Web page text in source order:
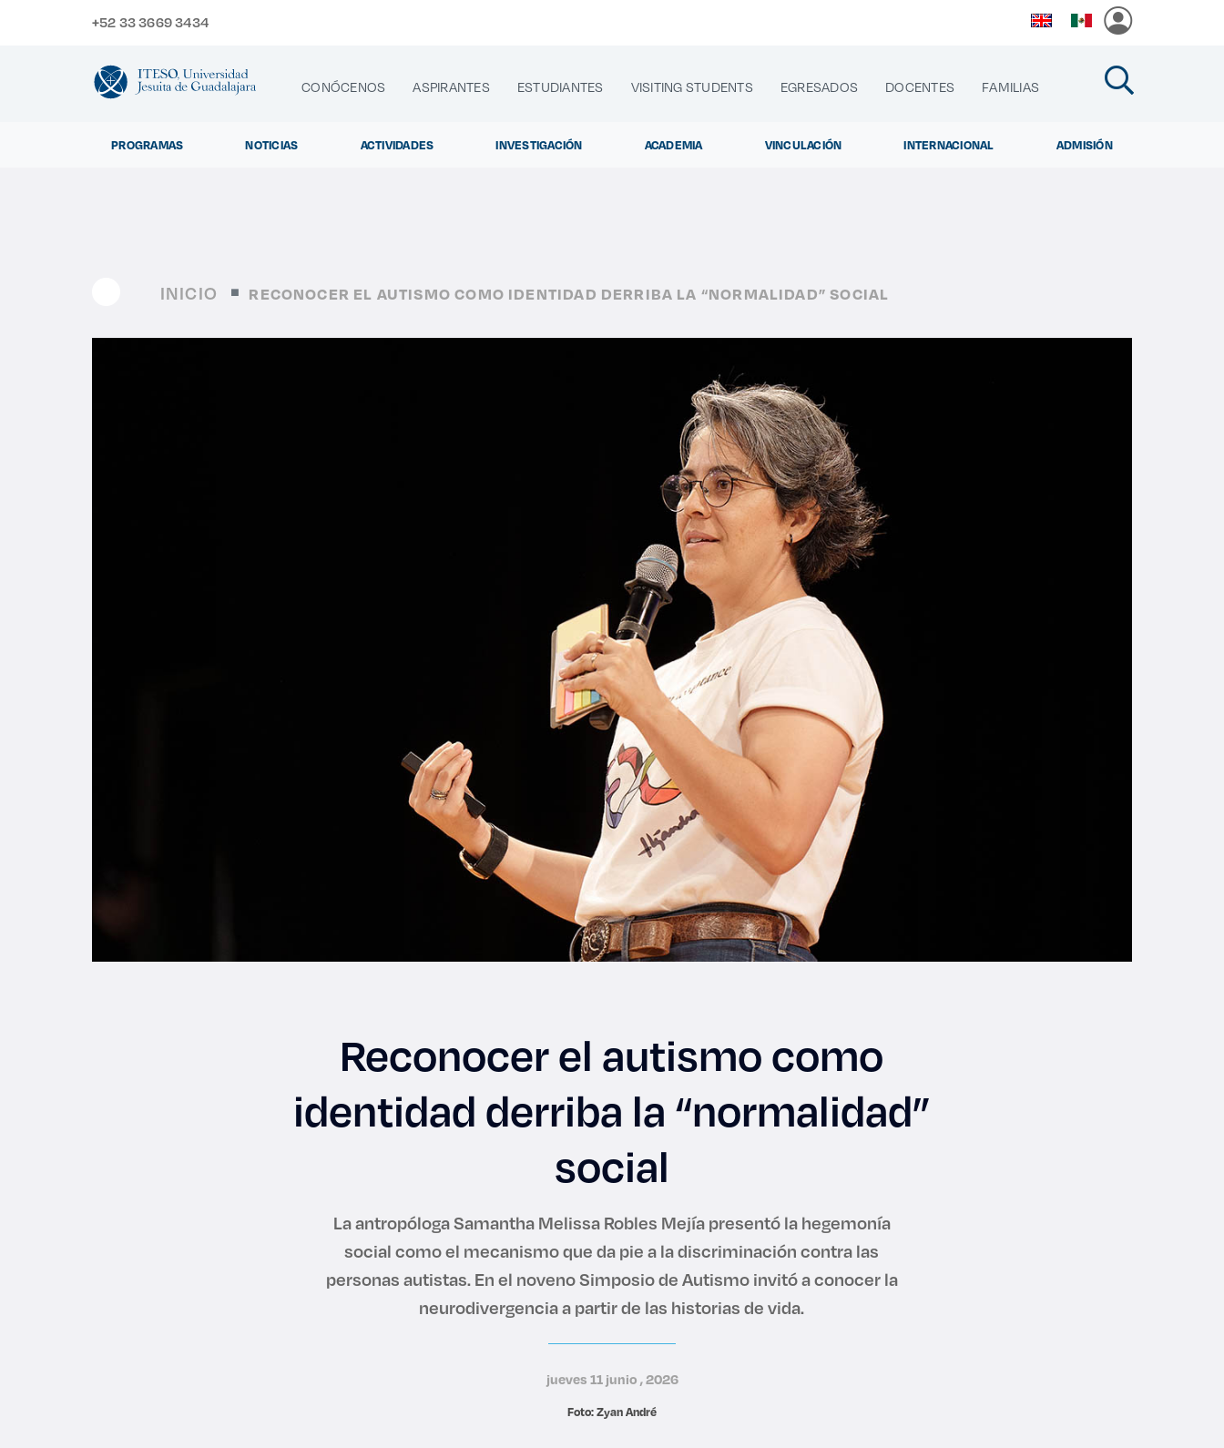
+52 33 3669 3434
CONÓCENOS ASPIRANTES ESTUDIANTES VISITING STUDENTS EGRESADOS DOCENTES FAMILIAS
PROGRAMAS NOTICIAS ACTIVIDADES INVESTIGACIÓN ACADEMIA VINCULACIÓN INTERNACIONAL ADMISIÓN
Diplomados y C|
Derecho
Lo más buscado
Carreras
Derecho
Prepa ITESO
Becas
Sustentabilidad
INICIO RECONOCER EL AUTISMO COMO IDENTIDAD DERRIBA LA “NORMALIDAD” SOCIAL
Reconocer el autismo como
identidad derriba la “normalidad”
social
La antropóloga Samantha Melissa Robles Mejía presentó la hegemonía
social como el mecanismo que da pie a la discriminación contra las
personas autistas. En el noveno Simposio de Autismo invitó a conocer la
neurodivergencia a partir de las historias de vida.
jueves 11 junio , 2026
Foto: Zyan André